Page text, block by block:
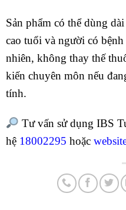
Sản phẩm có thể dùng
cao tuổi và người có
nhiên, không thay thế
kiến chuyên môn nếu
tính.
Tư vấn sử dụng IBS
hệ 18002295 hoặc